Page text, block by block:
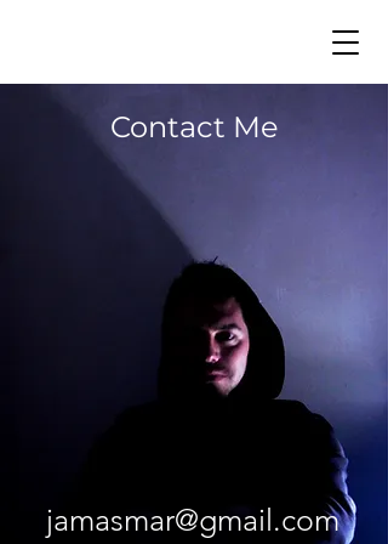
Contact Me
jamasmar@gmail.com